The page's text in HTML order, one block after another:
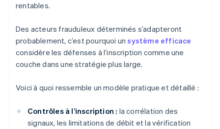
rentables.
Des acteurs frauduleux déterminés s’adapteront
probablement, c’est pourquoi unsystème efficace
considère les défenses à l’inscription comme une
couche dans une stratégie plus large.
Voici à quoi ressemble un modèle pratique et détaillé :
Contrôles à l’inscription : la corrélation des
signaux, les limitations de débit et la vérification